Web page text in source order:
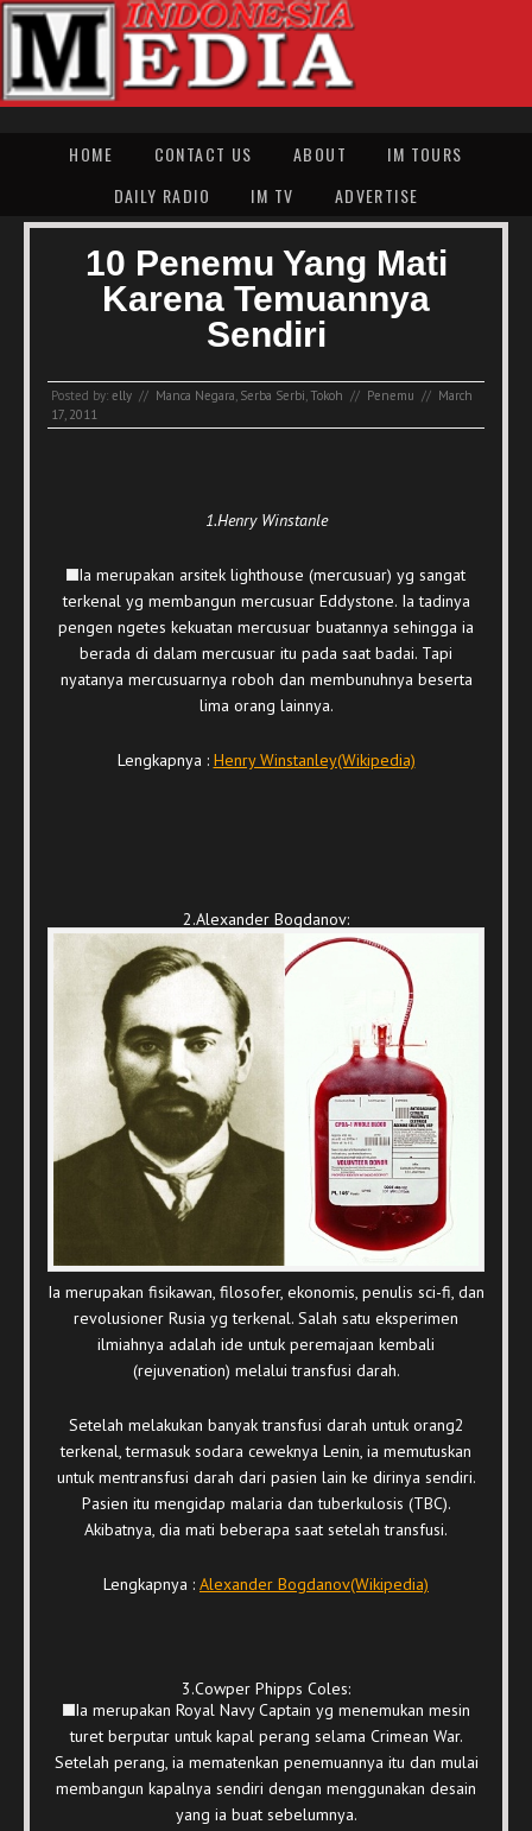
HOME CONTACT US ABOUT
IM TOURS
DAILY RADIO
IM TV ADVERTISE
10 Penemu Yang Mati
Karena Temuannya
Sendiri
Posted by: elly // Manca Negara Serba Serbi Tokoh // Penemu // March
17, 2011
1.Henry Winstanle
Ia merupakan arsitek lighthouse (mercusuar) yg sangat
terkenal yg membangun mercusuar Eddystone. Ia tadinya
pengen ngetes kekuatan mercusuar buatannya sehingga ia
berada di dalam mercusuar itu pada saat badai. Tapi
nyatanya mercusuarnya roboh dan membunuhnya beserta
lima orang lainnya.
Lengkapnya : Henry Winstanley(Wikipedia)
2.Alexander Bogdanov:
Ia merupakan fisikawan, filosofer, ekonomis, penulis sci-fi, dan
revolusioner Rusia yg terkenal. Salah satu eksperimen
ilmiahnya adalah ide untuk peremajaan kembali
(rejuvenation) melalui transfusi darah.
Setelah melakukan banyak transfusi darah untuk orang2
terkenal, termasuk sodara ceweknya Lenin, ia memutuskan
untuk mentransfusi darah dari pasien lain ke dirinya sendiri.
Pasien itu mengidap malaria dan tuberkulosis (TBC).
Akibatnya, dia mati beberapa saat setelah transfusi.
Lengkapnya : Alexander Bogdanov(Wikipedia)
3.Cowper Phipps Coles:
Ia merupakan Royal Navy Captain yg menemukan mesin
turet berputar untuk kapal perang selama Crimean War.
Setelah perang, ia mematenkan penemuannya itu dan mulai
membangun kapalnya sendiri dengan menggunakan desain
yang ia buat sebelumnya.